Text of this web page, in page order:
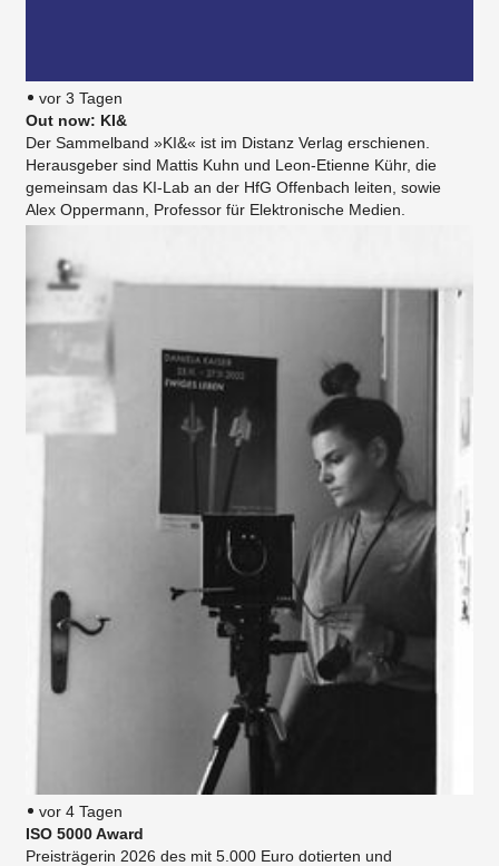
vor 3 Tagen
Out now: KI&
Der Sammelband »KI&« ist im Distanz Verlag erschienen.
Herausgeber sind Mattis Kuhn und Leon-Etienne Kühr, die
gemeinsam das KI-Lab an der HfG Offenbach leiten, sowie
Alex Oppermann, Professor für Elektronische Medien.
vor 4 Tagen
ISO 5000 Award
Preisträgerin 2026 des mit 5.000 Euro dotierten und